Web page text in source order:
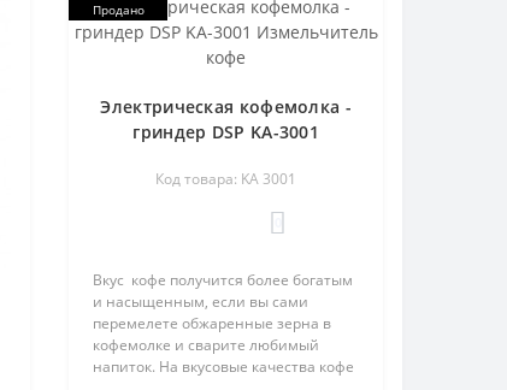
Продано
Электрическая кофемолка -
гриндер DSP KA-3001
Код товара: KA 3001
Вкус кофе получится более богатым
и насыщенным, если вы сами
перемелете обжаренные зерна в
кофемолке и сварите любимый
напиток. На вкусовые качества кофе